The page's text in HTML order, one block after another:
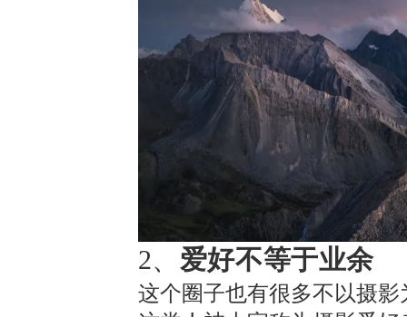
2、 爱好不等于业余
这个圈子也有很多不以摄